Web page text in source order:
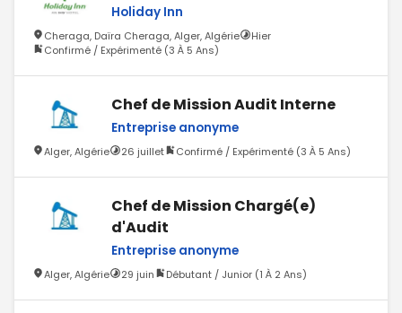
Holiday Inn
Cheraga, Daïra Cheraga, Alger, Algérie
Hier
Confirmé / Expérimenté (3 À 5 Ans)
Chef de Mission Audit Interne
Entreprise anonyme
Alger, Algérie 26 juillet Confirmé / Expérimenté (3 À 5 Ans)
Chef de Mission Chargé(e)
d'Audit
Entreprise anonyme
Alger, Algérie 29 juin Débutant / Junior (1 À 2 Ans)